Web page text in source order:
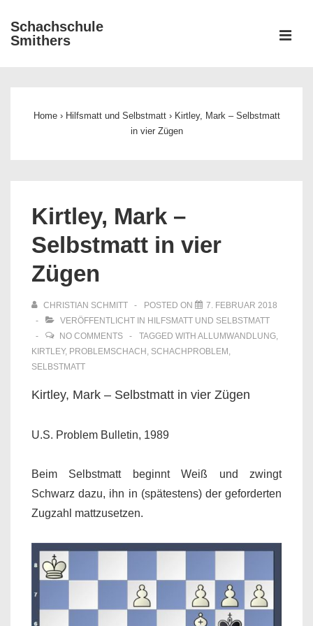
Zum
Inhalt
Schachschule
Smithers
Home › Hilfsmatt und Selbstmatt › Kirtley, Mark – Selbstmatt
in vier Zügen
Kirtley, Mark –
Selbstmatt in vier
Zügen
CHRISTIAN SCHMITT POSTED ON
7. FEBRUAR 2018
VERÖFFENTLICHT IN HILFSMATT UND SELBSTMATT
NO COMMENTS
TAGGED WITH ALLUMWANDLUNG,
KIRTLEY, PROBLEMSCHACH , SCHACHPROBLEM ,
SELBSTMATT
Kirtley, Mark – Selbstmatt in vier Zügen
U.S. Problem Bulletin, 1989
Beim Selbstmatt beginnt Weiß und zwingt
Schwarz dazu, ihn in (spätestens) der geforderten
Zugzahl mattzusetzen.